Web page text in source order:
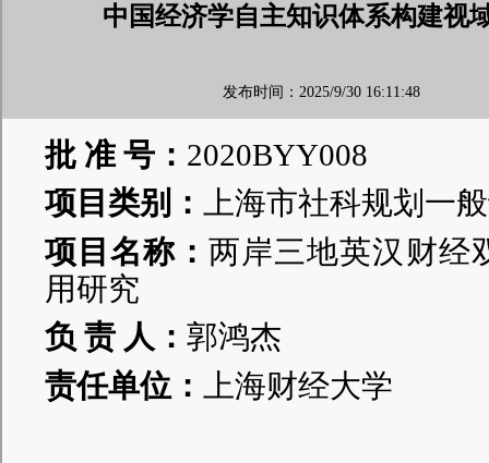
中国经济学自主知识体系构建视
发布时间：2025/9/30 16:11:48
批 准 号： 2020BYY008
项目类别： 上海市社科规划一
项目名称：两岸三地英汉财经
用研究
负 责 人： 郭鸿杰
责任单位：
上海财经大学